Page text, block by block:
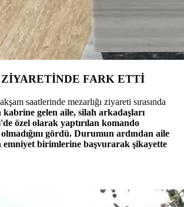
FARK ETTİ
saatlerinde mezarlığı ziyareti sırasında
kabrine gelen aile, silah arkadaşları
özel olarak yaptırılan komando
gördü. Durumun ardından aile
emniyet birimlerine başvurarak şikayette